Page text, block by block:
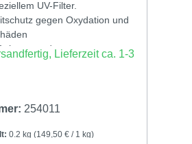
UV-Filter.
gegen Oxydation und
und Lieferzeit ca. 1-3
254011
0.2 kg (149,50 € / 1 kg)